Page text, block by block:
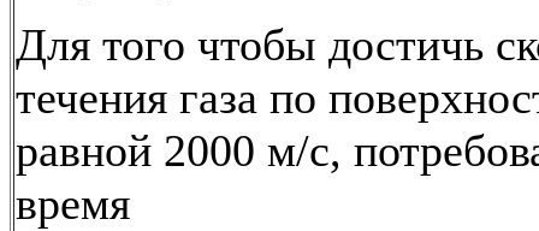
Для того чтобы достичь
течения газа по
равной 2000 м/с,
время